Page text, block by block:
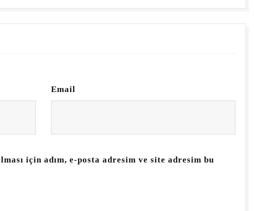
Email
için adım, e-posta adresim ve site adresim bu